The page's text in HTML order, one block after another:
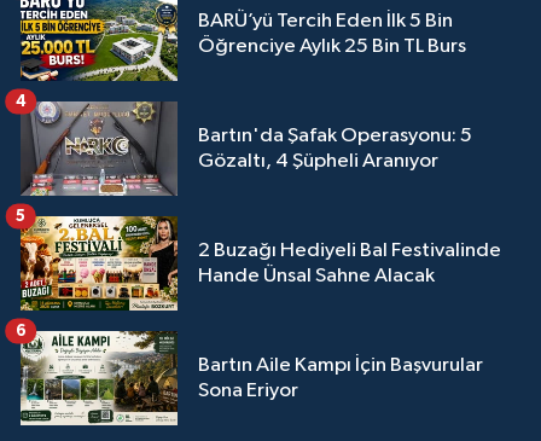
BARÜ’yü Tercih Eden İlk 5 Bin
Öğrenciye Aylık 25 Bin TL Burs
Bartın'da Şafak Operasyonu: 5
Gözaltı, 4 Şüpheli Aranıyor
4
2 Buzağı Hediyeli Bal Festivalinde
Hande Ünsal Sahne Alacak
5
Bartın Aile Kampı İçin Başvurular
Sona Eriyor
6